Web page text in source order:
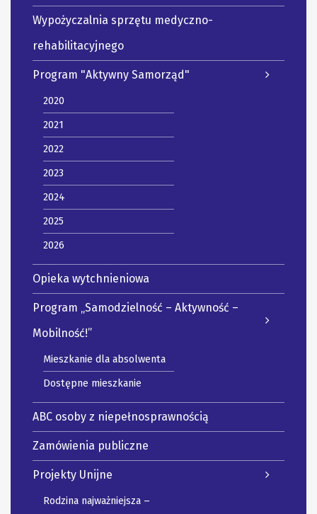
Wypożyczalnia sprzętu medyczno-
rehabilitacyjnego
Program "Aktywny Samorząd"
2020
2021
2022
2023
2024
2025
2026
Opieka wytchnieniowa
Program „Samodzielność – Aktywność –
Mobilność!”
Mieszkanie dla absolwenta
Dostępne mieszkanie
ABC osoby z niepełnosprawnością
Zamówienia publiczne
Projekty Unijne
Rodzina najważniejsza –